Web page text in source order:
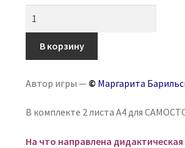
Игра
на
«Овощи,
ягоды»,
В корзину
Автор игры — © Маргарита
В комплекте 2 листа А4 для
На что направлена